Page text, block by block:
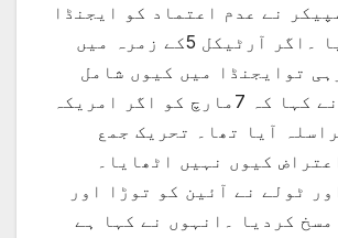
سپیکر نے عدم اعتماد کو ایجنڈا
میں شامل کیا ۔اگر آرٹیکل 5کے زمرہ میں
توایجنڈا میں کیوں شامل
کیا۔انہوں نے کہا کہ 7مارچ کو اگر امریکہ
آیا تھا۔ تحریک جمع
کیوں نہیں اٹھایا۔
ٹولے نے آئین کو توڑا اور
کردیا ۔انہوں نے کہا ہے